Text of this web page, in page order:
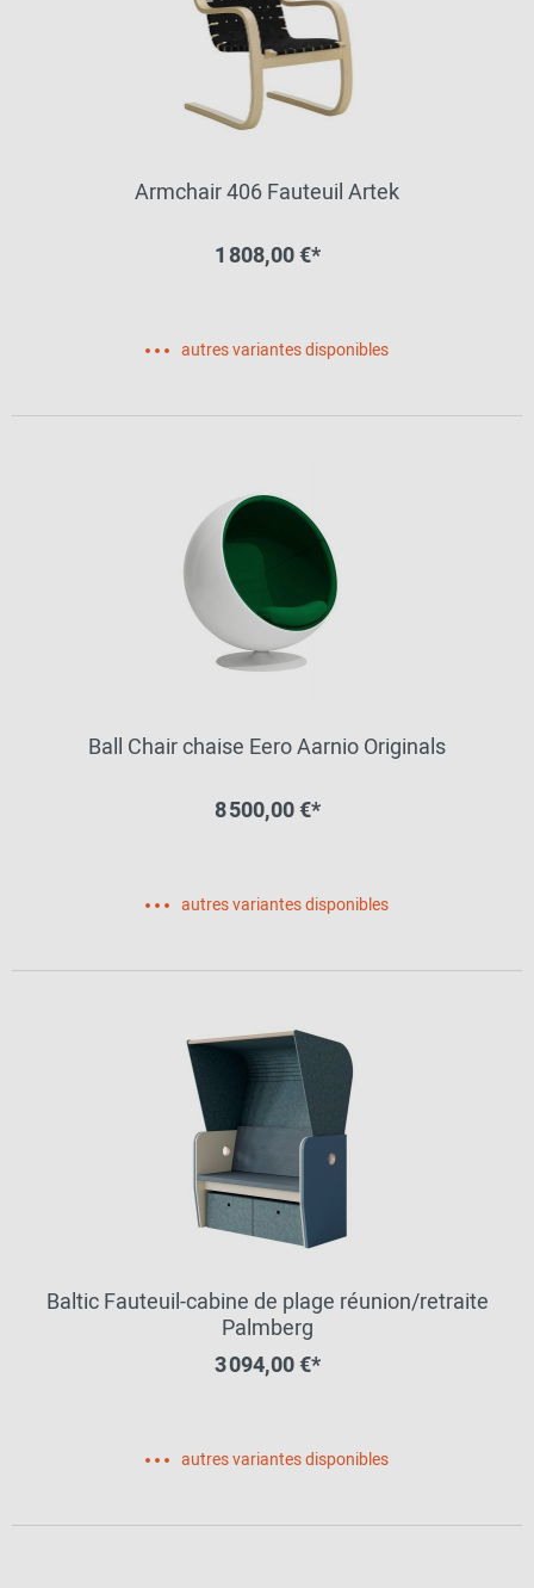
Armchair 406 Fauteuil Artek
1 808,00 €*
autres variantes disponibles
Ball Chair chaise Eero Aarnio Originals
8 500,00 €*
autres variantes disponibles
Baltic Fauteuil-cabine de plage réunion/retraite
Palmberg
3 094,00 €*
autres variantes disponibles